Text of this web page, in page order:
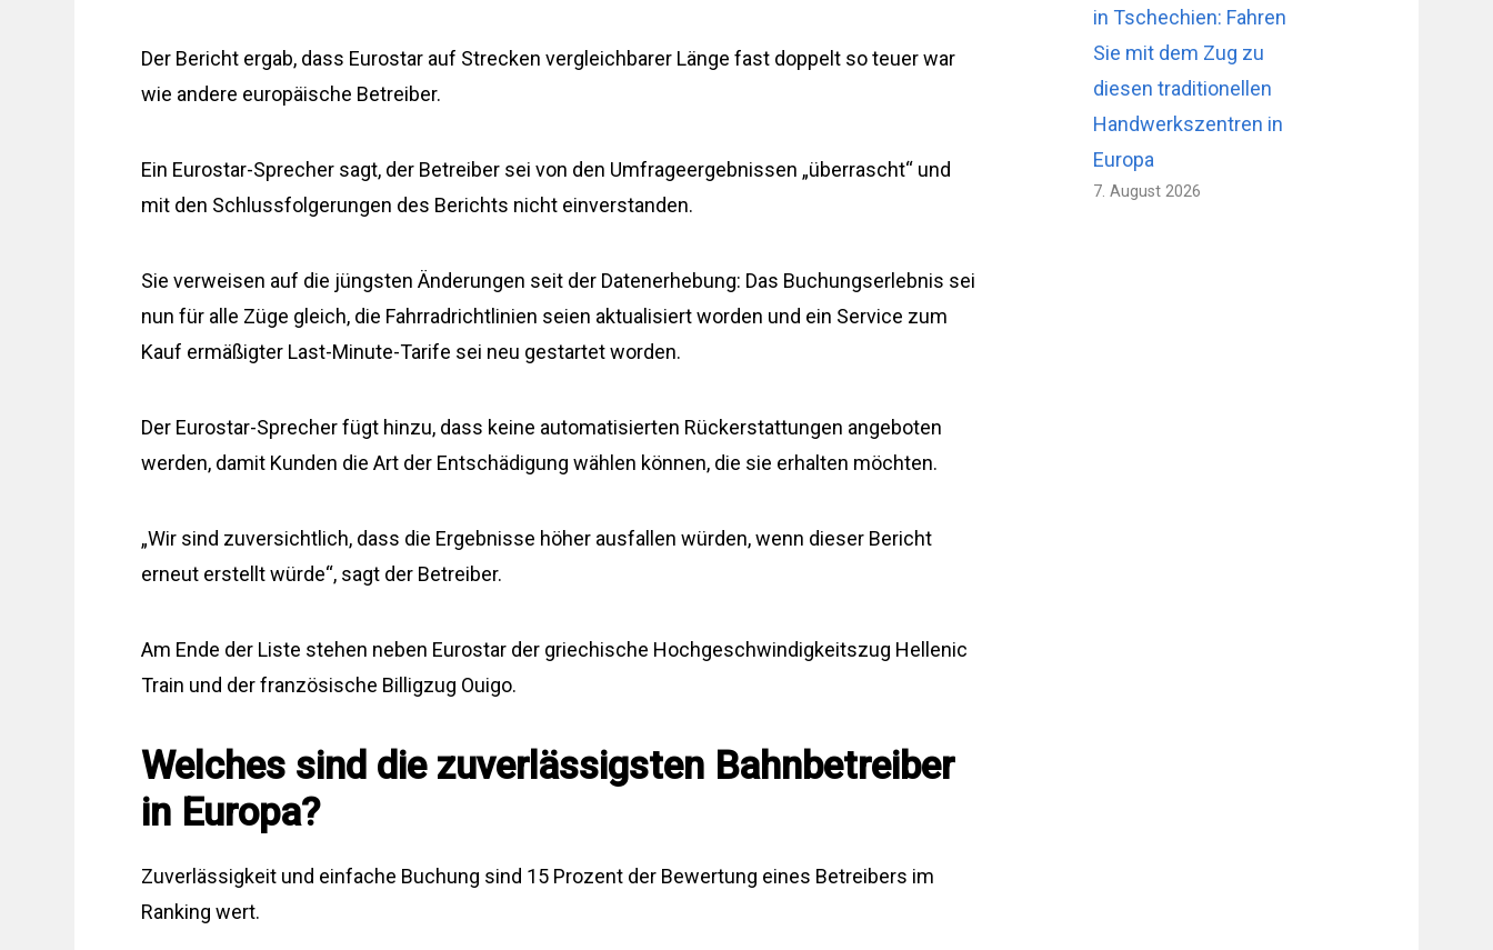
Der Bericht ergab, dass Eurostar auf Strecken vergleichbarer Länge fast doppelt so teuer war
wie andere europäische Betreiber.
Ein Eurostar-Sprecher sagt, der Betreiber sei von den Umfrageergebnissen „überrascht“ und
mit den Schlussfolgerungen des Berichts nicht einverstanden.
Sie verweisen auf die jüngsten Änderungen seit der Datenerhebung: Das Buchungserlebnis sei
nun für alle Züge gleich, die Fahrradrichtlinien seien aktualisiert worden und ein Service zum
Kauf ermäßigter Last-Minute-Tarife sei neu gestartet worden.
Der Eurostar-Sprecher fügt hinzu, dass keine automatisierten Rückerstattungen angeboten
werden, damit Kunden die Art der Entschädigung wählen können, die sie erhalten möchten.
„Wir sind zuversichtlich, dass die Ergebnisse höher ausfallen würden, wenn dieser Bericht
erneut erstellt würde“, sagt der Betreiber.
Am Ende der Liste stehen neben Eurostar der griechische Hochgeschwindigkeitszug Hellenic
Train und der französische Billigzug Ouigo.
Welches sind die zuverlässigsten Bahnbetreiber
in Europa?
Zuverlässigkeit und einfache Buchung sind 15 Prozent der Bewertung eines Betreibers im
Ranking wert.
in Tschechien: Fahren
Sie mit dem Zug zu
diesen traditionellen
Handwerkszentren in
Europa
7. August 2026